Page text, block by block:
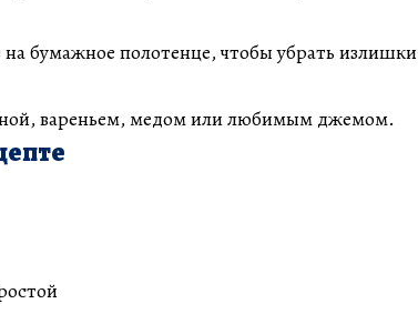
бумажное полотенце, чтобы убрать излишки
вареньем, медом или любимым джемом.